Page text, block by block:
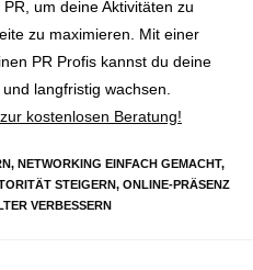
um deine Aktivitäten zu
zu maximieren. Mit einer
PR Profis kannst du deine
langfristig wachsen.
kostenlosen Beratung!
, NETWORKING EINFACH GEMACHT,
STEIGERN, ONLINE-PRÄSENZ
VERBESSERN